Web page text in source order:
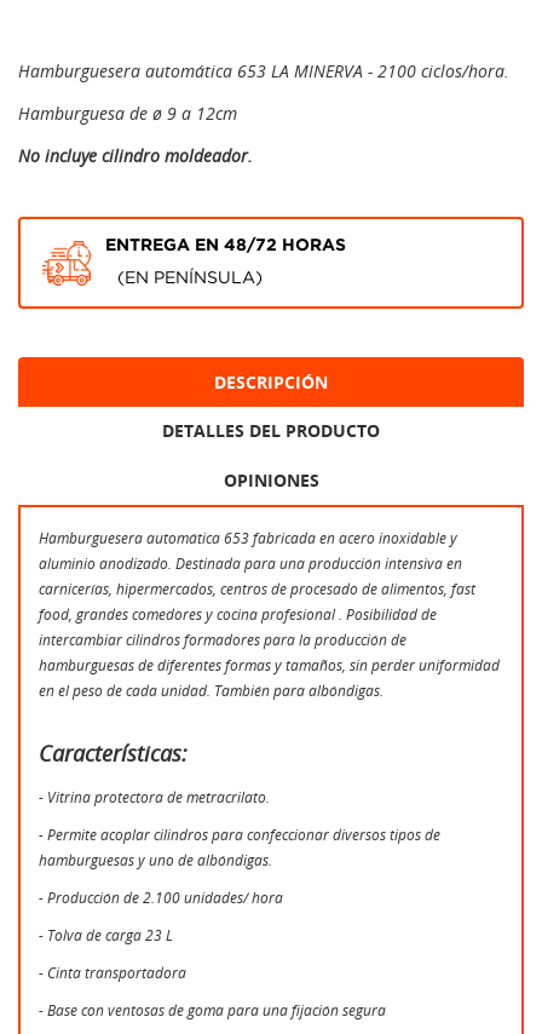
Hamburguesera automática 653 LA MINERVA - 2100 ciclos/hora.
Hamburguesa de ø 9 a 12cm
No incluye cilindro moldeador.
ENTREGA EN 48/72 HORAS
(EN PENÍNSULA)
DESCRIPCIÓN
DETALLES DEL PRODUCTO
OPINIONES
Hamburguesera automática 653 fabricada en acero inoxidable y
aluminio anodizado. Destinada para una producción intensiva en
carnicerías, hipermercados, centros de procesado de alimentos, fast
food, grandes comedores y cocina profesional . Posibilidad de
intercambiar cilindros formadores para la producción de
hamburguesas de diferentes formas y tamaños, sin perder uniformidad
en el peso de cada unidad. También para albóndigas.
Características:
- Vitrina protectora de metracrilato.
- Permite acoplar cilindros para confeccionar diversos tipos de
hamburguesas y uno de albóndigas.
- Producción de 2.100 unidades/ hora
- Tolva de carga 23 L
- Cinta transportadora
- Base con ventosas de goma para una fijación segura